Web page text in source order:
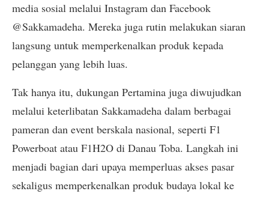
media sosial melalui Instagram dan Facebook
@Sakkamadeha. Mereka juga rutin melakukan siaran
langsung untuk memperkenalkan produk kepada
pelanggan yang lebih luas.
Tak hanya itu, dukungan Pertamina juga diwujudkan
melalui keterlibatan Sakkamadeha dalam berbagai
pameran dan event berskala nasional, seperti F1
Powerboat atau F1H2O di Danau Toba. Langkah ini
menjadi bagian dari upaya memperluas akses pasar
sekaligus memperkenalkan produk budaya lokal ke